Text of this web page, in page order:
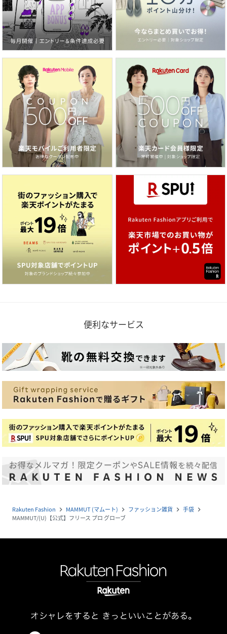
便利なサービス
Rakuten Fashion navigate_next MAMMUT (マムート) navigate_next ファッション雑貨 navigate_next 手袋 navigate_next
MAMMUT/(U)【公式】フリース プロ グローブ